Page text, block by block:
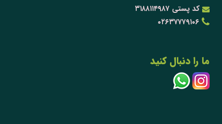
کد پستی ۳۱۸۸۱۱۴۹۸۷
ما را دنبال کنید